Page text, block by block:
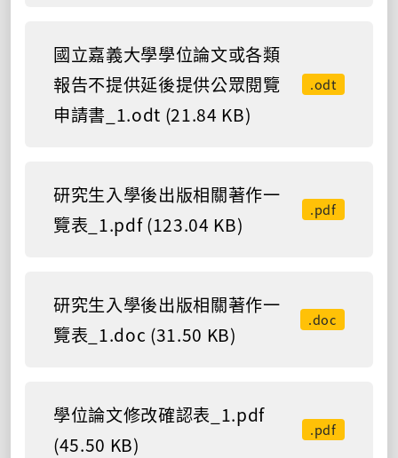
國立嘉義大學學位論文或各類
報告不提供延後提供公眾閱覽
申請書_1.odt (21.84 KB)
.odt
研究生入學後出版相關著作一
覽表_1.pdf (123.04 KB)
.pdf
研究生入學後出版相關著作一
覽表_1.doc (31.50 KB)
.doc
學位論文修改確認表_1.pdf
(45.50 KB)
.pdf